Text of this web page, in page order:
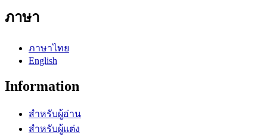
ภาษา
ภาษาไทย
English
Information
สำหรับผู้อ่าน
สำหรับผู้แต่ง